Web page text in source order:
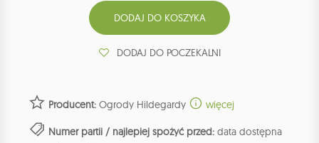
DODAJ DO POCZEKALNI
Producent: Ogrody Hildegardy więcej
Numer partii / najlepiej spożyć przed: data dostępna